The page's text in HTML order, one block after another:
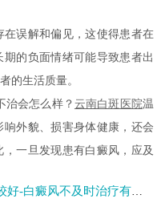
在误解和偏见，这使得患者在
的负面情绪可能导致患者出
的生活质量。
会怎么样？云南白斑医院温
外貌、损害身体健康，还会
一旦发现患有白癜风，应及
癜风不及时治疗有哪些危害